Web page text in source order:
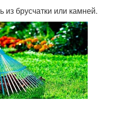
из брусчатки или камней.